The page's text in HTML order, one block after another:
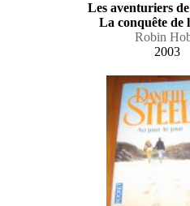
Les aventuriers
La conquête de
Robin
2003